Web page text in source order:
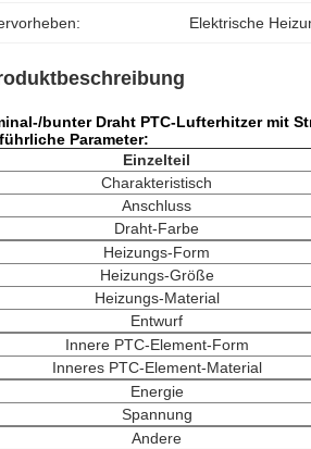
Elektrische
bunter Draht PTC-Lufterhitzer mit
Parameter:
Einzelteil
Charakteristisch
Anschluss
Draht-Farbe
Heizungs-Form
Heizungs-Größe
Heizungs-Material
Entwurf
Innere PTC-Element-Form
Inneres PTC-Element-Material
Energie
Spannung
Andere